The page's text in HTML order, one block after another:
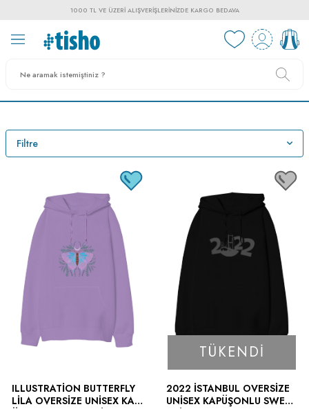
1000 TL VE ÜZERI ALIŞVERIŞLERINIZDE KARGO BEDAVA
Filtre
ILLUSTRATION BUTTERFLY
LILA OVERSIZE UNISEX KAP
TÜKENDI
2022 İSTANBUL OVERSIZE
UNISEX KAPÜŞONLU SWEAT